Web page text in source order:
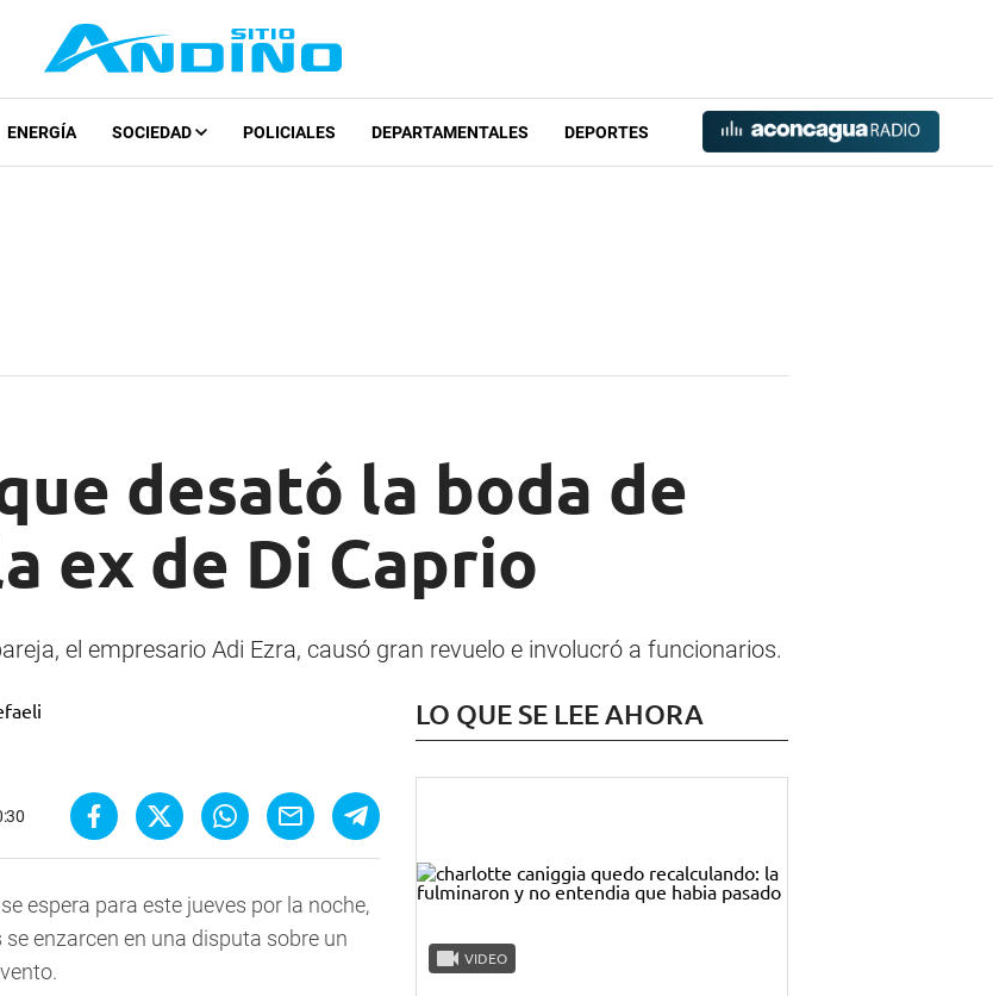
ENERGÍA SOCIEDAD POLICIALES DEPARTAMENTALES DEPORTES
desató la boda de
ex de Di Caprio
el empresario Adi Ezra, causó gran revuelo e involucró a funcionarios.
espera para este jueves por la noche,
enzarcen en una disputa sobre un
LO QUE SE LEE AHORA
VIDEO